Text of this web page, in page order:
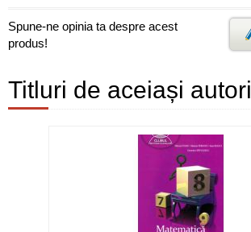
Spune-ne opinia ta despre acest
produs!
Titluri de aceiași autori